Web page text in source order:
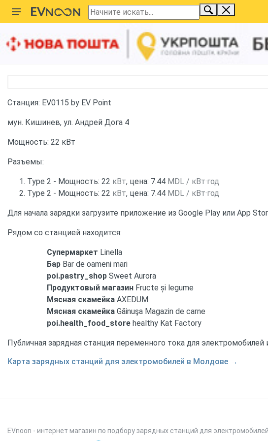
Главная Карта зарядных станций Молдова
Станция 22 кВт Type 2 by EV Point
Станция: EV0115 by EV Point
мун. Кишинев, ул. Андрей Дога 4
Мощность: 22 кВт
Разъемы:
Type 2 - Мощность: 22 кВт, цена: 7.44 MDL / кВт·год
Type 2 - Мощность: 22 кВт, цена: 7.44 MDL / кВт·год
Для начала зарядки загрузите приложение из Google Play или App
Рядом со станцией находится:
Супермаркет Linella
Бар Bar de oameni mari
poi.pastry_shop Sweet Aurora
Продуктовый магазин Fructe și legume
Мясная скамейка AXEDUM
Мясная скамейка Găinuşa Magazin de carne
poi.health_food_store healthy Kat Factory
Публичная зарядная станция переменного тока для
Карта зарядных станций для электромобилей в Молдове →
EVnoon - интернет магазин по подбору зарядных станций для